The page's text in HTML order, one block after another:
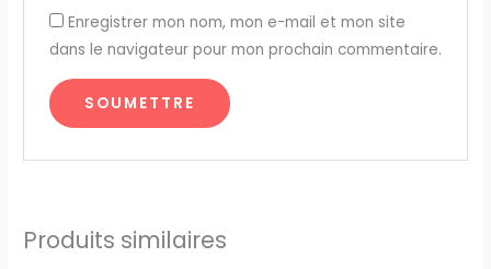
Enregistrer mon nom, mon e-mail et mon site
dans le navigateur pour mon prochain commentaire.
Produits similaires